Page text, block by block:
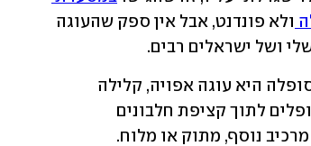
ושל ישראלים רבים.
נוסף, מתוק או מלוח.